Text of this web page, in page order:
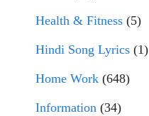
Health & Fitness (5)
Hindi Song Lyrics (1)
Home Work (648)
Information (34)